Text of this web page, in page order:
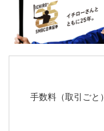
手数料（取引ごと）